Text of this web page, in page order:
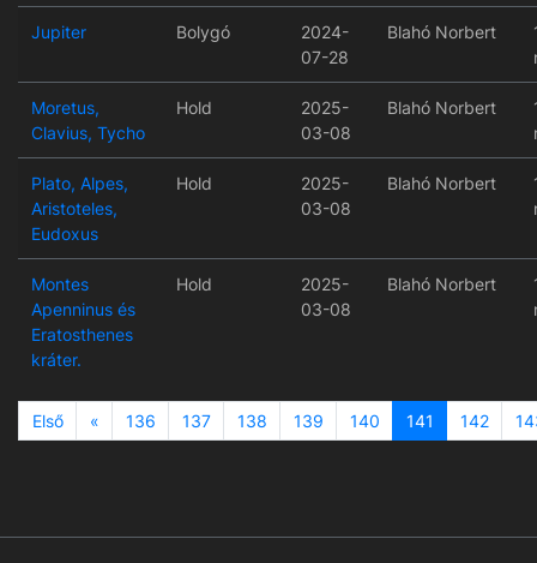
Jupiter Bolygó
2024-
07-28
Blahó Norbert
Moretus,
Clavius, Tycho
Hold
2025-
03-08
Blahó Norbert
Plato, Alpes,
Aristoteles,
Eudoxus
Hold
2025-
03-08
Blahó Norbert
Montes
Apenninus és
Eratosthenes
kráter.
Hold
2025-
03-08
Blahó Norbert
Első «Previous
136 137 138 139 140 141 142